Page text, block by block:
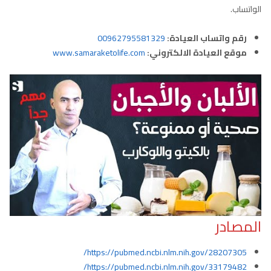
الواتساب.
رقم واتساب العيادة:00962795581329
موقع العيادة الالكتروني:www.samaraketolife.com
المصادر
https://pubmed.ncbi.nlm.nih.gov/28207305/
https://pubmed.ncbi.nlm.nih.gov/33179482/